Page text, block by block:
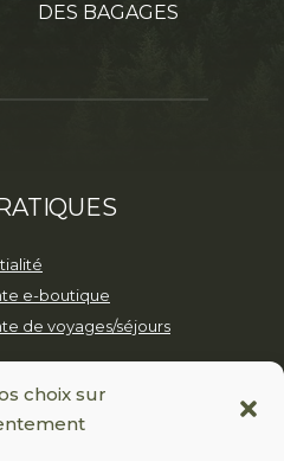
choix sur
DES BAGAGES
e-boutique
de voyages/séjours
durable